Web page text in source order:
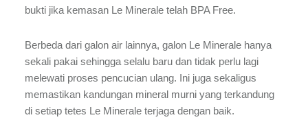
bukti jika kemasan Le Minerale telah BPA Free.
Berbeda dari galon air lainnya, galon Le Minerale hanya
sekali pakai sehingga selalu baru dan tidak perlu lagi
melewati proses pencucian ulang. Ini juga sekaligus
memastikan kandungan mineral murni yang terkandung
di setiap tetes Le Minerale terjaga dengan baik.